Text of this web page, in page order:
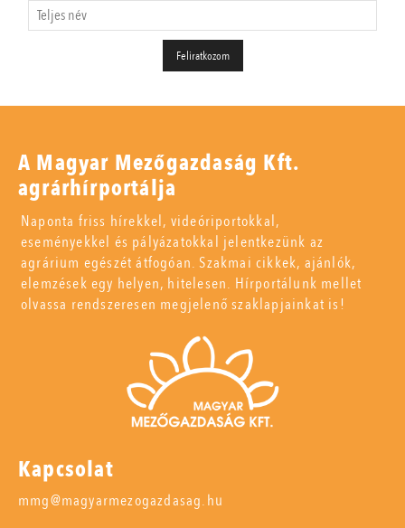
A Magyar Mezőgazdaság Kft.
agrárhírportálja
Naponta friss hírekkel, videóriportokkal,
eseményekkel és pályázatokkal jelentkezünk az
agrárium egészét átfogóan. Szakmai cikkek, ajánlók,
elemzések egy helyen, hitelesen. Hírportálunk mellet
olvassa rendszeresen megjelenő szaklapjainkat is!
Kapcsolat
mmg@magyarmezogazdasag.hu